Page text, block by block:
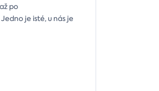
po
je isté, u nás je